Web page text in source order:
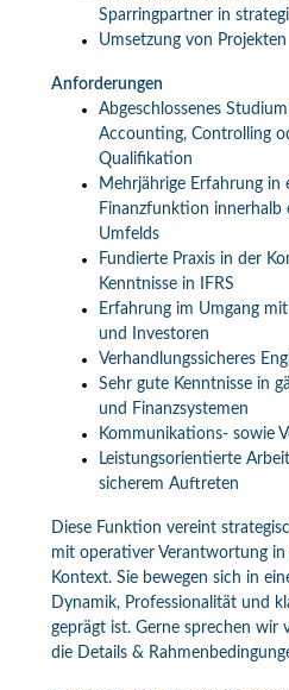
Sparringpartner in
Umsetzung von Projekten
Anforderungen
Abgeschlossenes
Accounting, Controlling
Qualifikation
Mehrjährige Erfahrung in
Finanzfunktion innerhalb
Umfelds
Fundierte Praxis in der
Kenntnisse in IFRS
Erfahrung im Umgang
und Investoren
Verhandlungssicheres
Sehr gute Kenntnisse in
und Finanzsystemen
Kommunikations- sowie
Leistungsorientierte
sicherem Auftreten
Diese Funktion vereint
mit operativer Verantwortung
Kontext. Sie bewegen sich in
Dynamik, Professionalität und
geprägt ist. Gerne sprechen wir
die Details &